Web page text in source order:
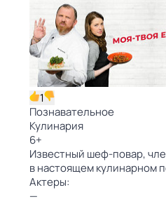
1
Познавательное
Кулинария
6+
Известный шеф-повар,
в настоящем кулинарном
Актеры:
—